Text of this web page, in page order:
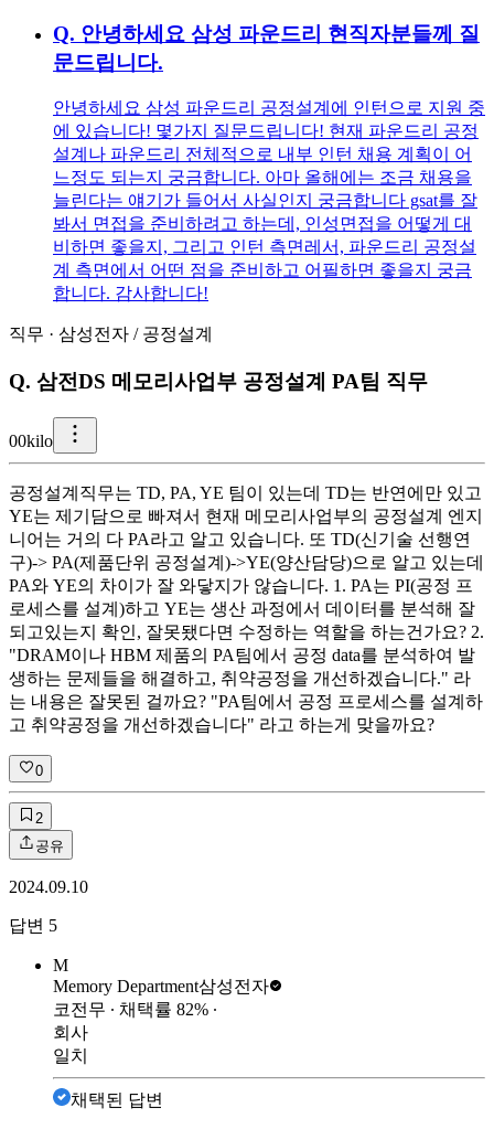
Q. 안녕하세요 삼성 파운드리 현직자분들께 질
문드립니다.
안녕하세요 삼성 파운드리 공정설계에 인턴으로 지원 중
에 있습니다! 몇가지 질문드립니다! 현재 파운드리 공정
설계나 파운드리 전체적으로 내부 인턴 채용 계획이 어
느정도 되는지 궁금합니다. 아마 올해에는 조금 채용을
늘린다는 얘기가 들어서 사실인지 궁금합니다 gsat를 잘
봐서 면접을 준비하려고 하는데, 인성면접을 어떻게 대
비하면 좋을지, 그리고 인턴 측면레서, 파운드리 공정설
계 측면에서 어떤 점을 준비하고 어필하면 좋을지 궁금
합니다. 감사합니다!
직무 · 삼성전자 / 공정설계
Q. 삼전DS 메모리사업부 공정설계 PA팀 직무
00kilo
공정설계직무는 TD, PA, YE 팀이 있는데 TD는 반연에만 있고
YE는 제기담으로 빠져서 현재 메모리사업부의 공정설계 엔지
니어는 거의 다 PA라고 알고 있습니다. 또 TD(신기술 선행연
구)-> PA(제품단위 공정설계)->YE(양산담당)으로 알고 있는데
PA와 YE의 차이가 잘 와닿지가 않습니다. 1. PA는 PI(공정 프
로세스를 설계)하고 YE는 생산 과정에서 데이터를 분석해 잘
되고있는지 확인, 잘못됐다면 수정하는 역할을 하는건가요? 2.
"DRAM이나 HBM 제품의 PA팀에서 공정 data를 분석하여 발
생하는 문제들을 해결하고, 취약공정을 개선하겠습니다." 라
는 내용은 잘못된 걸까요? "PA팀에서 공정 프로세스를 설계하
고 취약공정을 개선하겠습니다" 라고 하는게 맞을까요?
0
2
공유
2024.09.10
답변 5
M
Memory Department삼성전자
코전무 ∙ 채택률 82% ∙
회사
일치
채택된 답변